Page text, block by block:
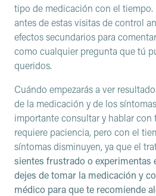
tipo de medicación con el tiempo.
antes de estas visitas de control
efectos secundarios para
como cualquier pregunta que tú
queridos.
Cuándo empezarás a ver
de la medicación y de los
importante consultar y hablar con
requiere paciencia, pero con el
síntomas disminuyen, ya que el
sientes frustrado o experimentas
dejes de tomar la medicación y
médico para que te recomiende